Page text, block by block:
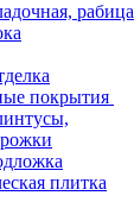
рабица
покрытия
плитка